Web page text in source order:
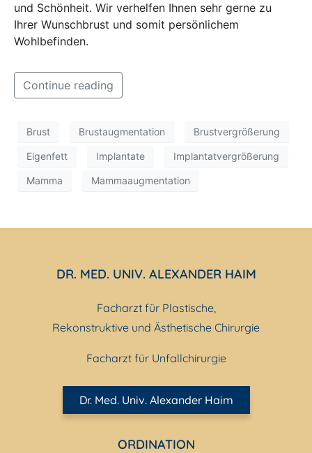
und Schönheit. Wir verhelfen Ihnen sehr gerne zu
Ihrer Wunschbrust und somit persönlichem
Wohlbefinden.
Continue reading
Brust Brustaugmentation Brustvergrößerung
Eigenfett Implantate Implantatvergrößerung
Mamma Mammaaugmentation
DR. MED. UNIV. ALEXANDER HAIM
Facharzt für Plastische,
Rekonstruktive und Ästhetische Chirurgie
Facharzt für Unfallchirurgie
Dr. Med. Univ. Alexander Haim
ORDINATION